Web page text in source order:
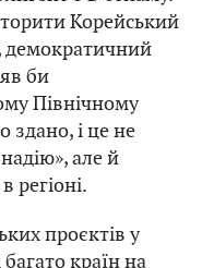
Корейський
демократичний
би
Північному
здано, і це не
але й
регіоні.
проєктів у
країн на